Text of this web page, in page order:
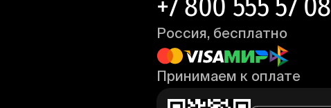
+7 800 555 57 08
Россия, бесплатно
Принимаем к оплате